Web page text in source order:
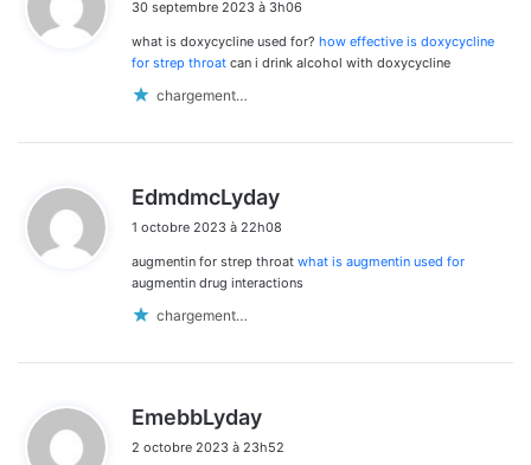
t
:
30 septembre 2023 à 3h06
what is doxycycline used for? how effective is doxycycline
for strep throat can i drink alcohol with doxycycline
chargement…
EdmdmcLyday
t
:
1 octobre 2023 à 22h08
augmentin for strep throat what is augmentin used for
augmentin drug interactions
chargement…
EmebbLyday
t
2 octobre 2023 à 23h52